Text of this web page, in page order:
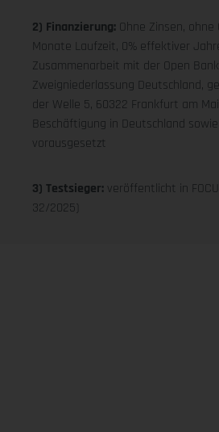
2) Finanzierung: Ohne Zinsen,
Monate Laufzeit, 0% effektiver
Zusammenarbeit mit der Open
Zweigniederlassung Deutschland,
der Welle 5, 60322 Frankfurt am
Beschäftigung in Deutschland
vorausgesetzt
3) Testsieger: veröffentlicht in
32/2025)